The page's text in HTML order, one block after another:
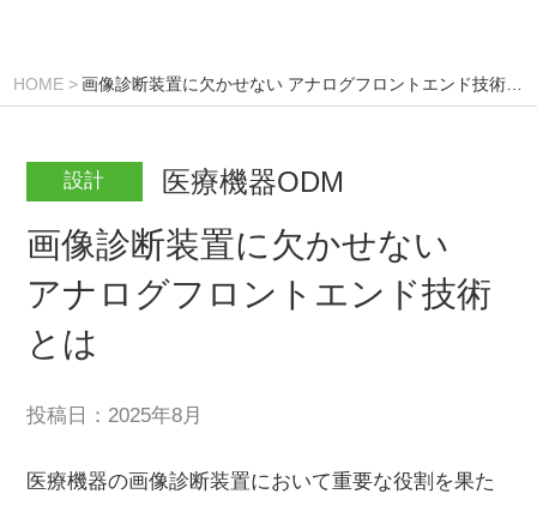
HOME
設計 医療機器ODM
画像診断装置に欠かせない
アナログフロントエンド技術
とは
投稿日： 2025年8月
医療機器の画像診断装置において重要な役割を果た